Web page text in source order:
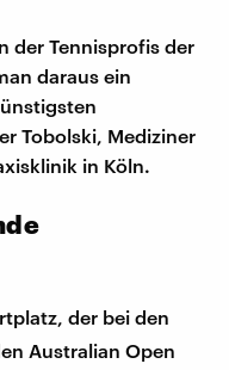
der Tennisprofis der
daraus ein
Tobolski, Mediziner
in Köln.
der bei den
Australian Open